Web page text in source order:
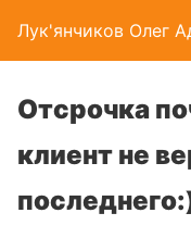
Лук'янчиков Олег
Отсрочка
клиент не